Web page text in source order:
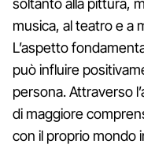
soltanto alla pittura,
musica, al teatro e a
L’aspetto
può influire
persona. Attraverso
di maggiore
con il proprio mondo